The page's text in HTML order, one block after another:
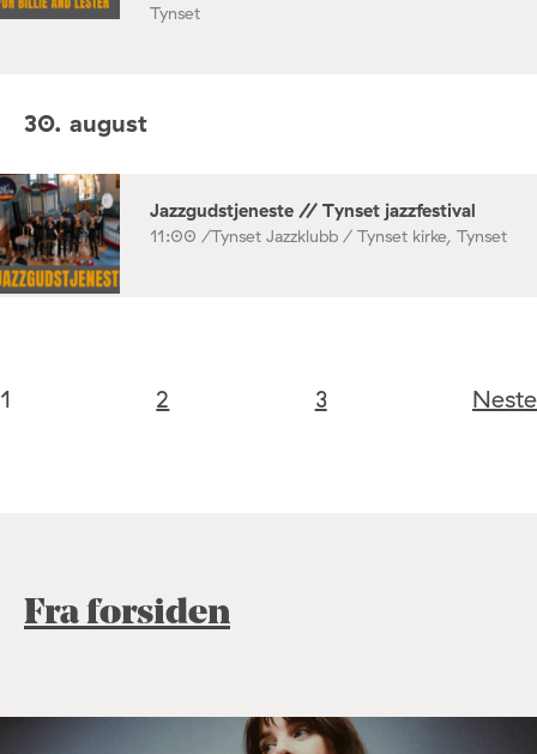
Tynset
30. august
Jazzgudstjeneste // Tynset jazzfestival
11:00 /Tynset Jazzklubb / Tynset kirke, Tynset
1 2 3 Neste
Fra forsiden